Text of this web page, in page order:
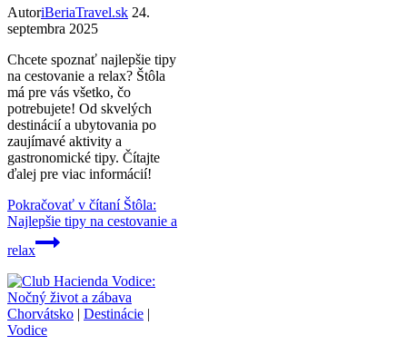
AutoriBeriaTravel.sk 24.
septembra 2025
Chcete spoznať najlepšie tipy
na cestovanie a relax? Štôla
má pre vás všetko, čo
potrebujete! Od skvelých
destinácií a ubytovania po
zaujímavé aktivity a
gastronomické tipy. Čítajte
ďalej pre viac informácií!
Pokračovať v čítaníŠtôla:
Najlepšie tipy na cestovanie a
relax
Chorvátsko | Destinácie |
Vodice